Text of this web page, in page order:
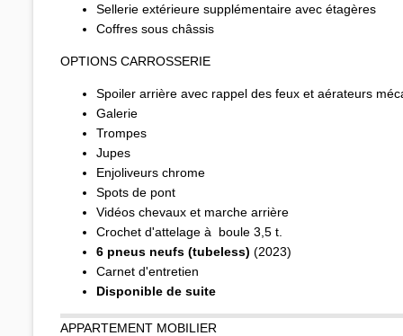
Sellerie extérieure supplémentaire avec étagères
Coffres sous châssis
OPTIONS CARROSSERIE
Spoiler arrière avec rappel des feux et aérateurs
Galerie
Trompes
Jupes
Enjoliveurs chrome
Spots de pont
Vidéos chevaux et marche arrière
Crochet d'attelage à boule 3,5 t.
6 pneus neufs (tubeless) (2023)
Carnet d'entretien
Disponible de suite
APPARTEMENT MOBILIER